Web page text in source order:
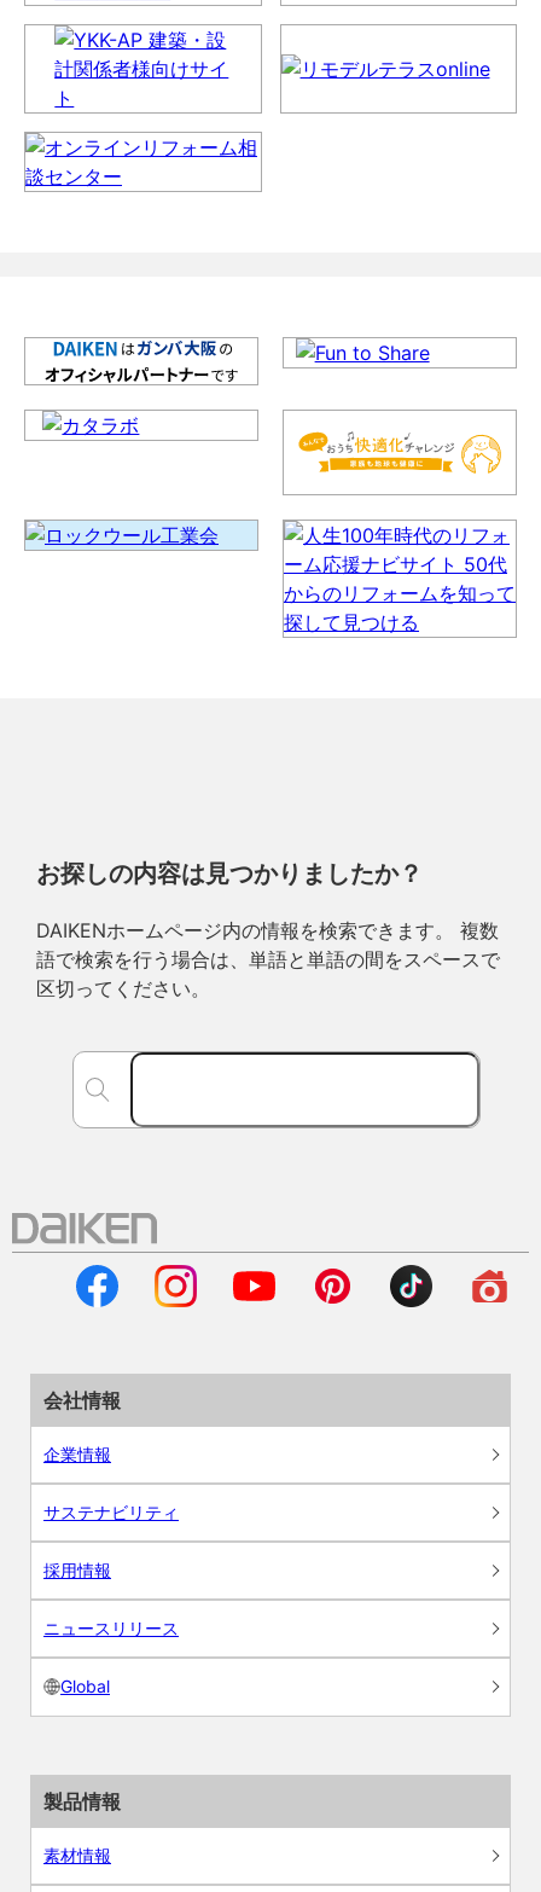
お探しの内容は見つかりましたか？
DAIKENホームページ内の情報を検索できます。 複数
語で検索を行う場合は、単語と単語の間をスペースで
区切ってください。
会社情報
企業情報
サステナビリティ
採用情報
ニュースリリース
Global
製品情報
素材情報